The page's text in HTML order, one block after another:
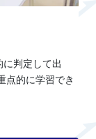
判定して出
点的に学習でき